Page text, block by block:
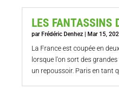
LES FANTASSINS
par Frédéric Denhez| Mar 15,
La France est coupée en
lorsque l'on sort des
un repoussoir. Paris en tant